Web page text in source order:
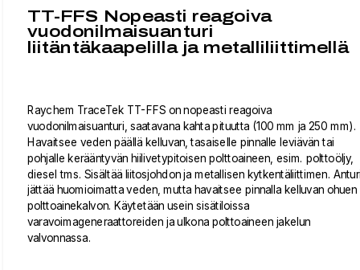
TT-FFS Nopeasti reagoiva
vuodonilmaisuanturi
liitäntäkaapelilla ja metalliliittimellä
Raychem TraceTek TT-FFS on nopeasti reagoiva
vuodonilmaisuanturi, saatavana kahta pituutta (100 mm ja 250 mm).
Havaitsee veden päällä kelluvan, tasaiselle pinnalle leviävän tai
pohjalle kerääntyvän hiilivetypitoisen polttoaineen, esim. polttoöljy,
diesel tms. Sisältää liitosjohdon ja metallisen kytkentäliittimen.
jättää huomioimatta veden, mutta havaitsee pinnalla kelluvan ohuen
polttoainekalvon. Käytetään usein sisätiloissa
varavoimageneraattoreiden ja ulkona polttoaineen jakelun
valvonnassa.